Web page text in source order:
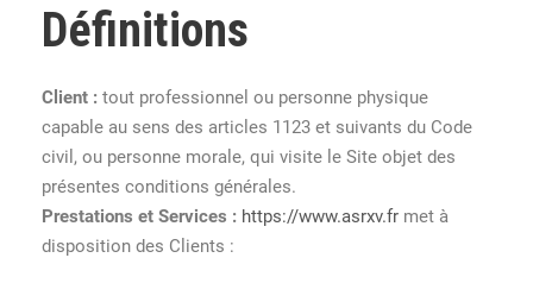
Définitions
Client : tout professionnel ou personne physique
capable au sens des articles 1123 et suivants du Code
civil, ou personne morale, qui visite le Site objet des
présentes conditions générales.
Prestations et Services : https://www.asrxv.fr met à
disposition des Clients :